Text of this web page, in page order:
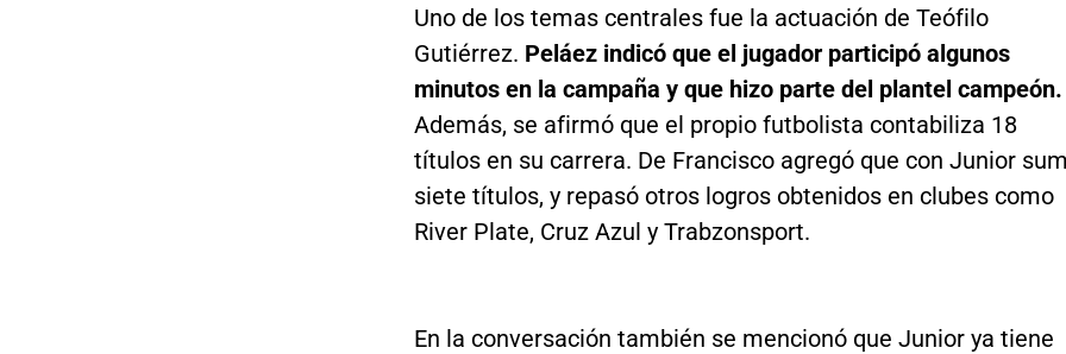
Uno de los temas centrales fue la actuación de Teófilo
Gutiérrez. Peláez indicó que el jugador participó algunos
minutos en la campaña y que hizo parte del plantel campeón.
Además, se afirmó que el propio futbolista contabiliza 18
títulos en su carrera. De Francisco agregó que con Junior
siete títulos, y repasó otros logros obtenidos en clubes como
River Plate, Cruz Azul y Trabzonsport.
En la conversación también se mencionó que Junior ya tiene